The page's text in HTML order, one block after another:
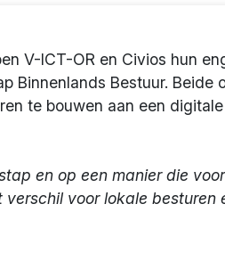
V-ICT-OR en Civios hun
Binnenlands Bestuur. Beide
te bouwen aan een
en op een manier die
voor lokale besturen